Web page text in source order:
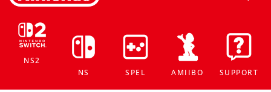
NS2
NS
SPEL AMIIBO SUPPORT